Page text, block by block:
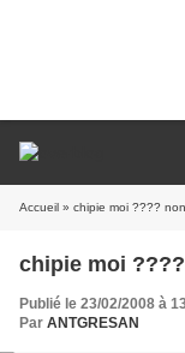
Accueil » chipie moi ???? non
chipie moi
Publié le 23/02/2008 à
Par ANTGRESAN